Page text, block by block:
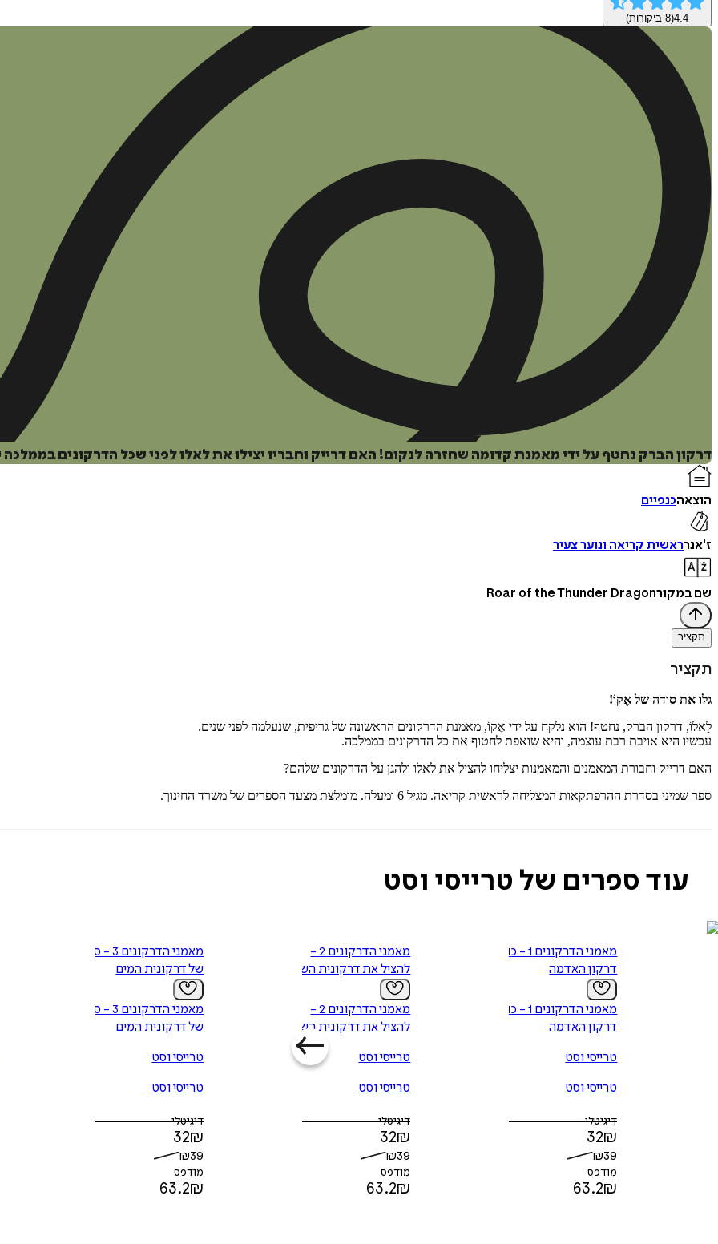
הוספה
4.4
(
8 ביקורות)
דרקון הברק נחטף על ידי מאמנת קדומה שחזרה לנקום! האם דרייק וחבריו יצילו את לאלו לפני שכל הדרקונים בממלכה
הוצאהכנפיים
ז'אנרראשית קריאה ונוער צעיר
שם במקורRoar of the Thunder Dragon
תקציר
תקציר
גלו את סודה של אֶקוֹ!
לָאלוֹ, דרקון הברק, נחטף! הוא נלקח על ידי אֶקוֹ, מאמנת הדרקונים הראשונה של גריפית, שנעלמה לפני שנים.
עכשיו היא אויבת רבת עוצמה, והיא שואפת לחטוף את כל הדרקונים בממלכה.
האם דרייק וחבורת המאמנים והמאמנות יצליחו להציל את לאלו ולהגן על הדרקונים שלהם?
ספר שמיני בסדרת ההרפתקאות המצליחה לראשית קריאה. מגיל 6 ומעלה. מומלצת מצעד הספרים של משרד החינוך.
עוד ספרים של טרייסי וסט
מאמני הדרקונים 1 - כוח
דרקון האדמה
מאמני הדרקונים 1 - כוח
דרקון האדמה
טרייסי וסט
טרייסי וסט
דיגיטלי
32₪
₪39
מודפס
63.2₪
מאמני הדרקונים 2 -
להציל את דרקונית השמש
מאמני הדרקונים 2 -
להציל את דרקונית השמש
טרייסי וסט
טרייסי וסט
דיגיטלי
32₪
₪39
מודפס
63.2₪
מאמני הדרקונים 3 - סודה
של דרקונית המים
מאמני הדרקונים 3 - סודה
של דרקונית המים
טרייסי וסט
טרייסי וסט
דיגיטלי
32₪
₪39
מודפס
63.2₪